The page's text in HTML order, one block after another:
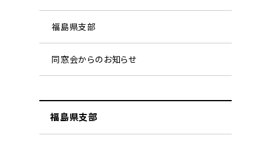
福島県支部
同窓会からのお知らせ
福島県支部